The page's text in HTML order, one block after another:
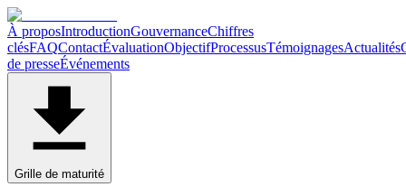
À proposIntroductionGouvernanceChiffres
clésFAQContactÉvaluationObjectifProcessusTémoignagesActualités
de presseÉvénements
Grille de maturité